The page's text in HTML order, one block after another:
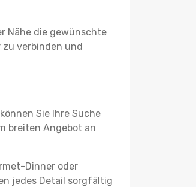
Nähe die gewünschte
verbinden und
Sie Ihre Suche
breiten Angebot an
Dinner oder
jedes Detail sorgfältig